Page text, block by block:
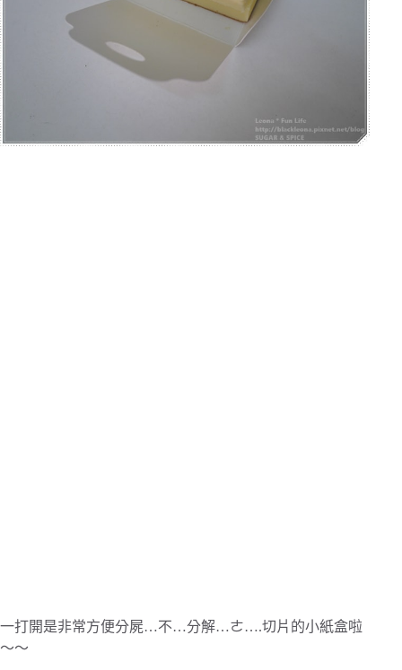
一打開是非常方便分屍…不…分解…ㄜ….切片的小紙盒啦
～～